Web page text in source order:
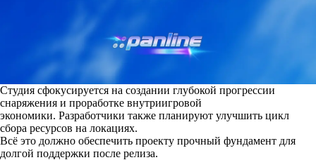
Студия сфокусируется на создании глубокой прогрессии
снаряжения и проработке внутриигровой
экономики. Разработчики также планируют улучшить цикл
сбора ресурсов на локациях.
Всё это должно обеспечить проекту прочный фундамент для
долгой поддержки после релиза.